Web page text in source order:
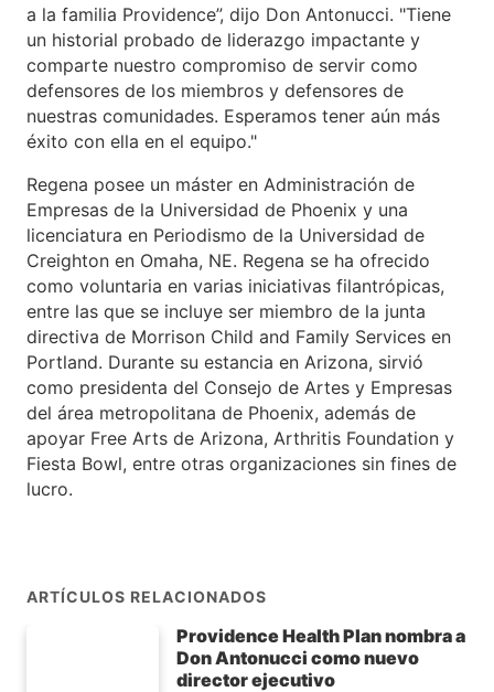
a la familia Providence”, dijo Don Antonucci. "Tiene
un historial probado de liderazgo impactante y
comparte nuestro compromiso de servir como
defensores de los miembros y defensores de
nuestras comunidades. Esperamos tener aún más
éxito con ella en el equipo."
Regena posee un máster en Administración de
Empresas de la Universidad de Phoenix y una
licenciatura en Periodismo de la Universidad de
Creighton en Omaha, NE. Regena se ha ofrecido
como voluntaria en varias iniciativas filantrópicas,
entre las que se incluye ser miembro de la junta
directiva de Morrison Child and Family Services en
Portland. Durante su estancia en Arizona, sirvió
como presidenta del Consejo de Artes y Empresas
del área metropolitana de Phoenix, además de
apoyar Free Arts de Arizona, Arthritis Foundation y
Fiesta Bowl, entre otras organizaciones sin fines de
lucro.
ARTÍCULOS RELACIONADOS
Providence Health Plan nombra a
Don Antonucci como nuevo
director ejecutivo